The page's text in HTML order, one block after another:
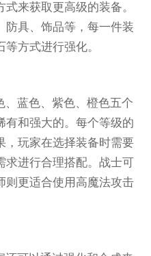
来获取更高级的装备。
防具、饰品等，每一件装
方式进行强化。
、蓝色、紫色、橙色五个
有和强大的。每个等级的
，玩家在选择装备时需要
求进行合理搭配。战士可
则更适合使用高魔法攻击